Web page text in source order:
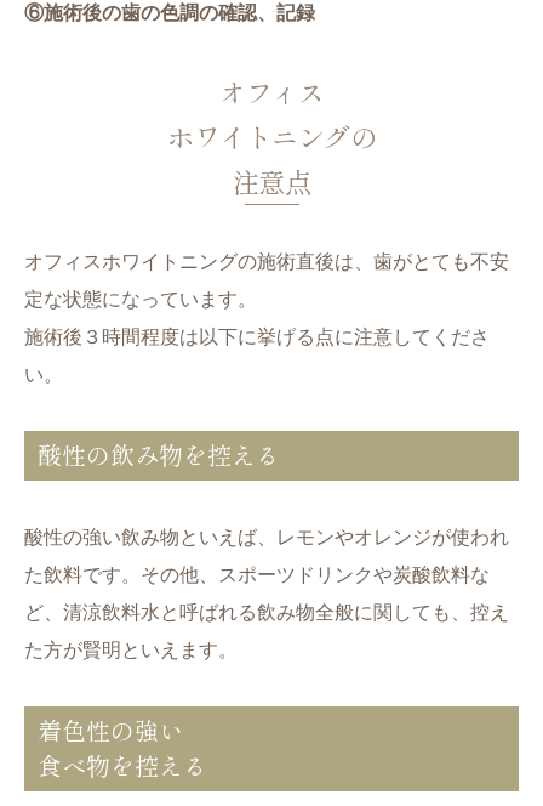
⑥施術後の歯の色調の確認、記録
オフィス
ホワイトニングの
注意点
オフィスホワイトニングの施術直後は、歯がとても不安
定な状態になっています。
施術後３時間程度は以下に挙げる点に注意してくださ
い。
酸性の飲み物を控える
酸性の強い飲み物といえば、レモンやオレンジが使われ
た飲料です。その他、スポーツドリンクや炭酸飲料な
ど、清涼飲料水と呼ばれる飲み物全般に関しても、控え
た方が賢明といえます。
着色性の強い
食べ物を控える